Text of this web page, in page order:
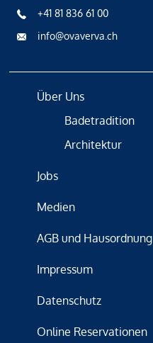
+41 81 836 61 00
info@ovaverva.ch
Über Uns
Badetradition
Architektur
Jobs
Medien
AGB und Hausordnung
Impressum
Datenschutz
Online Reservationen